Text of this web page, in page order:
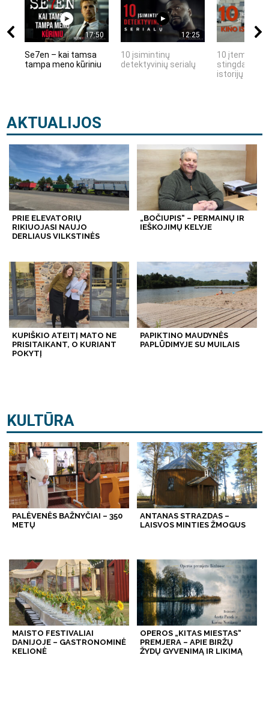
17:50
Se7en – kai tamsa
tampa meno kūriniu
12:25
10 įsimintinų
detektyvinių serialų
10 įtemptų,
stingdančių
istorijų
AKTUALIJOS
PRIE ELEVATORIŲ
RIKIUOJASI NAUJO
DERLIAUS VILKSTINĖS
„BOČIUPIS“ – PERMAINŲ IR
IEŠKOJIMŲ KELYJE
KUPIŠKIO ATEITĮ MATO NE
PRISITAIKANT, O KURIANT
POKYTĮ
PAPIKTINO MAUDYNĖS
PAPLŪDIMYJE SU MUILAIS
KULTŪRA
PALĖVENĖS BAŽNYČIAI – 350
METŲ
ANTANAS STRAZDAS –
LAISVOS MINTIES ŽMOGUS
MAISTO FESTIVALIAI
DANIJOJE – GASTRONOMINĖ
KELIONĖ
OPEROS „KITAS MIESTAS“
PREMJERA – APIE BIRŽŲ
ŽYDŲ GYVENIMĄ IR LIKIMĄ